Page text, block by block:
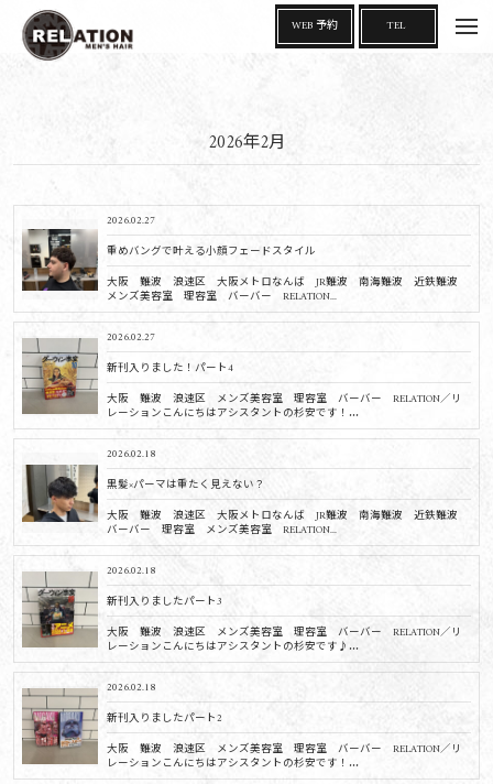
2026年2月
2026.02.27
重めバングで叶える小顔フェードスタイル
大阪 難波 浪速区 大阪メトロなんば JR難波 南海難波 近鉄難波
メンズ美容室 理容室 バーバー RELATION...
2026.02.27
新刊入りました！パート4
大阪 難波 浪速区 メンズ美容室 理容室 バーバー RELATION／リ
レーションこんにちはアシスタントの杉安です！...
2026.02.18
黒髪×パーマは重たく見えない？
大阪 難波 浪速区 大阪メトロなんば JR難波 南海難波 近鉄難波
バーバー 理容室 メンズ美容室 RELATION...
2026.02.18
新刊入りましたパート3
大阪 難波 浪速区 メンズ美容室 理容室 バーバー RELATION／リ
レーションこんにちはアシスタントの杉安です♪...
2026.02.18
新刊入りましたパート2
大阪 難波 浪速区 メンズ美容室 理容室 バーバー RELATION／リ
レーションこんにちはアシスタントの杉安です！...
t
o
g
i
n
WEB 予約 TEL